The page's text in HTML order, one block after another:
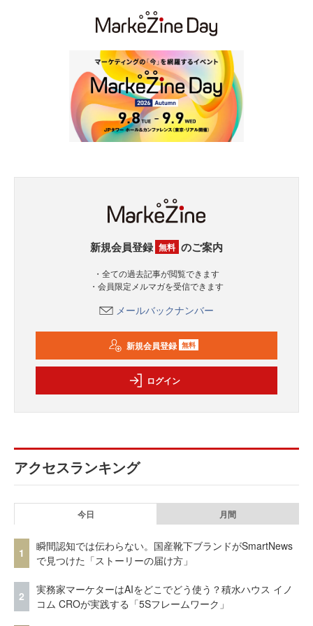
新規会員登録 無料 のご案内
・全ての過去記事が閲覧できます
・会員限定メルマガを受信できます
メールバックナンバー
新規会員登録 無料
ログイン
アクセスランキング
今日 月間
1
瞬間認知では伝わらない。国産靴下ブランドがSmartNews
で見つけた「ストーリーの届け方」
2
実務家マーケターはAIをどこでどう使う？積水ハウス イノ
コム CROが実践する「5Sフレームワーク」